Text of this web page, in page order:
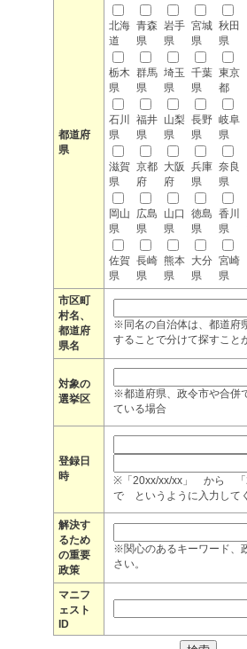
都道府
県
北海
道
青森
県
岩手
県
宮城
県
秋田
県
栃木
県
群馬
県
埼玉
県
千葉
県
東京
都
石川
県
福井
県
山梨
県
長野
県
岐阜
県
滋賀
県
京都
府
大阪
府
兵庫
県
奈良
県
岡山
県
広島
県
山口
県
徳島
県
香川
県
佐賀
県
長崎
県
熊本
県
大分
県
宮崎
県
市区町
村名、
都道府
県名
※同名の自治体は、都道府
することで分けて探すこと
対象の
選挙区
※都道府県、政令市や合併
ている場合
登録日
時
※「20xx/xx/xx」 から 「
で というように入力して
解決す
るため
の重要
政策
※関心のあるキーワード、
さい。
マニフ
ェスト
ID